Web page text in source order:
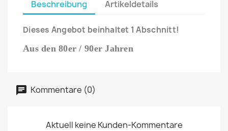
Beschreibung Artikeldetails
Dieses Angebot beinhaltet 1 Abschnitt!
Aus den 80er / 90er Jahren
Kommentare (0)
Aktuell keine Kunden-Kommentare